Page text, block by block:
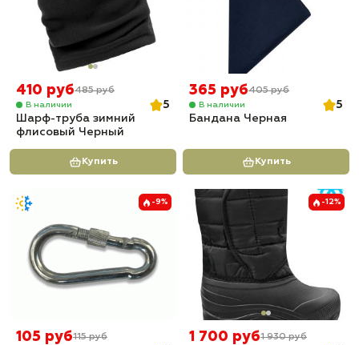
410 руб485 руб
В наличии
5
Шарф-труба зимний
флисовый Черный
Купить
365 руб405 руб
В наличии
5
Бандана Черная
Купить
-9%
105 руб115 руб
-12%
1 700 руб1 930 руб